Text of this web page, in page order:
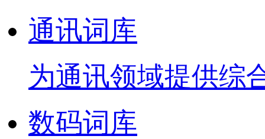
通讯词库
为通讯领域提供综
数码词库